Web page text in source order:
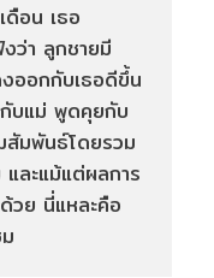
อน เธอ
งว่า ลูกชายมี
ออกกับเธอดีขึ้น
กับแม่ พูดคุยกับ
สัมพันธ์โดยรวม
ละแม้แต่ผลการ
วย นี่แหละคือ